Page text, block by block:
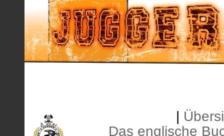
|
Das englische